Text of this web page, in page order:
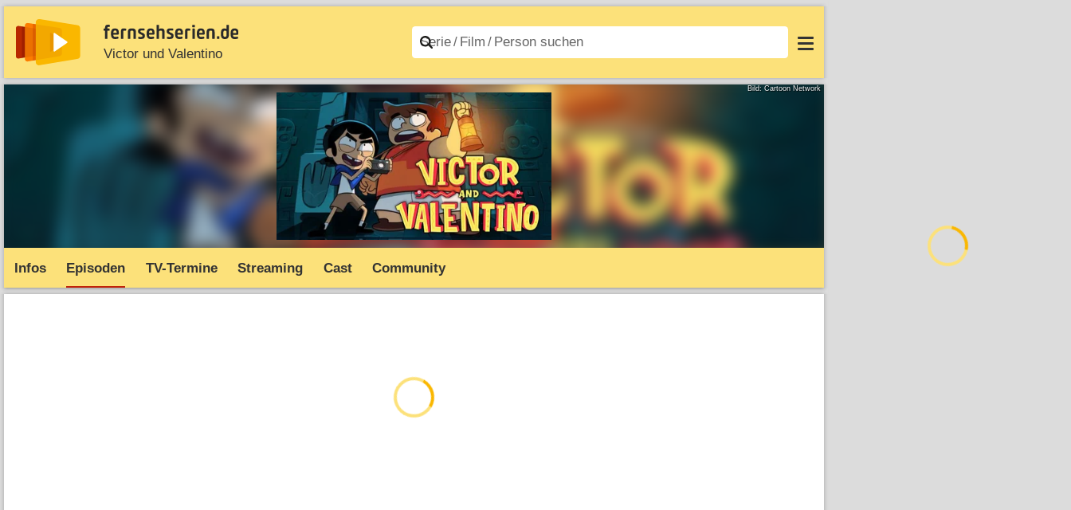
Victor und Valentino
News Entdecken Streaming Filme A–Z Login
Bild: Cartoon Network
Infos Episoden TV-Termine Streaming Cast Community